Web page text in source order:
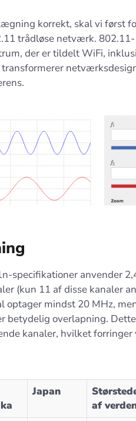
korrekt, skal vi først
trådløse netværk. 802.11-
der er tildelt WiFi,
transformerer
specifikationer anvender
(kun 11 af disse kanaler
optager mindst 20 MHz,
betydelig overlapning.
kanaler, hvilket forringer
Japan
af